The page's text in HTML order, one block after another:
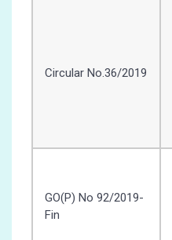
Circular No.36/2019
GO(P) No 92/2019-
Fin